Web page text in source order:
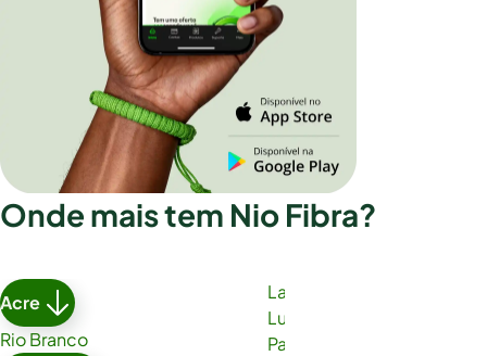
Onde mais tem Nio Fibra?
Acre
Rio Branco
Lauro de Freitas
Luís Eduardo Magalhães
Paulo Afonso